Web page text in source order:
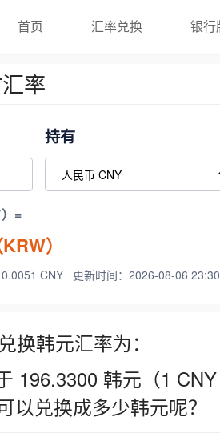
首页 汇率兑换 银行
率
持有
=
）
CNY 更新时间：2026-08-06
换韩元汇率为：
196.3300 韩元（1
以兑换成多少韩元呢？